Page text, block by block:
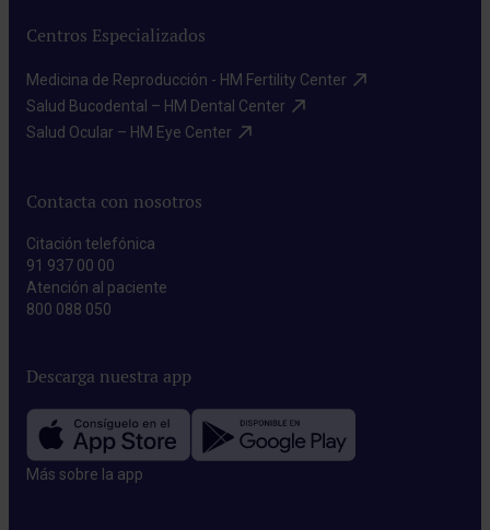
Centros Especializados
Medicina de Reproducción - HM Fertility Center​
Salud Bucodental – HM Dental Center​
Salud Ocular – HM Eye Center​
Contacta con nosotros
Citación telefónica
91 937 00 00
Atención al paciente
800 088 050
Descarga nuestra app
Más sobre la app​